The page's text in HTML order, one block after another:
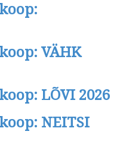
VÄHK
LÕVI 2026
NEITSI